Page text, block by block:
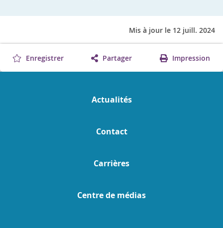
Mis à jour le 12 juill. 2024
Enregistrer Partager Impression
Actualités
Contact
Carrières
Centre de médias